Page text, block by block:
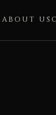
ABOUT US